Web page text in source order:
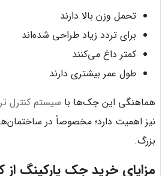
تحمل وزن بالا دارند
برای تردد زیاد طراحی شده‌اند
کمتر داغ می‌کنند
طول عمر بیشتری دارند
هماهنگی این جک‌ها با سیستم کنترل
نیز اهمیت دارد؛ مخصوصاً در
بزرگ.
مزایای خرید جک پارکینگ از